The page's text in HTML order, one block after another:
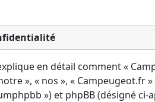
en détail comment «
», « nos », « Campeugeot.fr
») et phpBB (désigné ci-